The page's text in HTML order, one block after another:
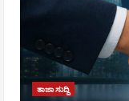
ತಾಜಾ ಸುದ್ದಿ